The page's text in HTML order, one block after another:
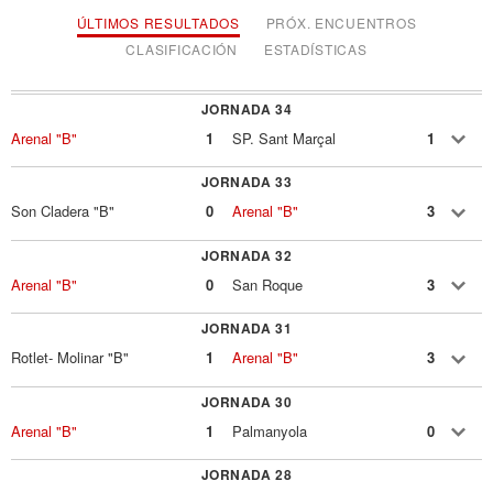
ÚLTIMOS RESULTADOS
PRÓX. ENCUENTROS
CLASIFICACIÓN
ESTADÍSTICAS
JORNADA 34
Arenal "B" 1 SP. Sant Marçal 1
JORNADA 33
Son Cladera "B" 0 Arenal "B" 3
JORNADA 32
Arenal "B" 0 San Roque 3
JORNADA 31
Rotlet- Molinar "B" 1 Arenal "B" 3
JORNADA 30
Arenal "B" 1 Palmanyola 0
JORNADA 28